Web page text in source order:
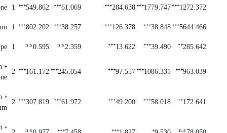
1272.372
***
1779.747
***
284.638
***
61.069
***
549.862
***
1
5644.466
***
38.848
***
126.378
***
38.257
***
802.202
***
1
285.642
**
39.490
***
13.622
***
2.359
n.s
0.595
n.s
1
963.039
***
1086.331
***
97.557
***
245.054
***
161.172
***
2
*
172.641
**
58.018
***
49.200
***
61.972
***
307.819
***
2
*
n.s
*
***
***
n.s
*